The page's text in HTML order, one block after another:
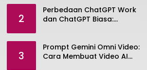
2
Perbedaan ChatGPT Work
dan ChatGPT Biasa:
3
Prompt Gemini Omni Video:
Cara Membuat Video AI